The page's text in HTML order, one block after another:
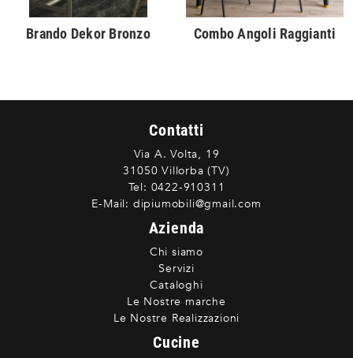
Brando Dekor Bronzo Combo Angoli Raggianti
Contatti
Via A. Volta, 19
31050 Villorba (TV)
Tel: 0422-910311
E-Mail: dipiumobili@gmail.com
Azienda
Chi siamo
Servizi
Cataloghi
Le Nostre marche
Le Nostre Realizzazioni
Cucine